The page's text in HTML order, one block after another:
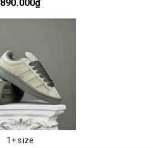
890.000₫
1+ size